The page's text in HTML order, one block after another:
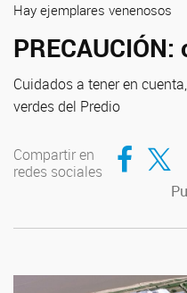
Hay ejemplares venenosos
Cuidados a tener en
verdes del Predio
Compartir en
redes sociales
Compartir en